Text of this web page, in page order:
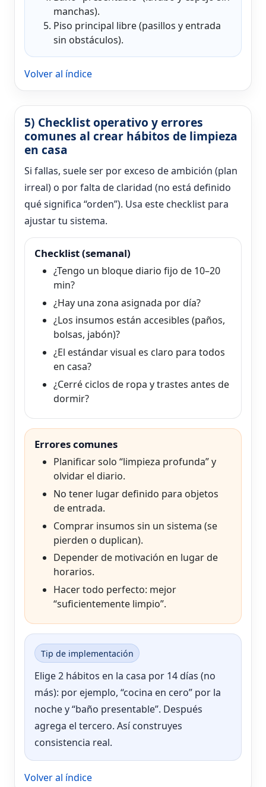
manchas).
Piso principal libre (pasillos y entrada
sin obstáculos).
Volver al índice
5) Checklist operativo y errores
comunes al crear hábitos de limpieza
en casa
Si fallas, suele ser por exceso de ambición (plan
irreal) o por falta de claridad (no está definido
qué significa “orden”). Usa este checklist para
ajustar tu sistema.
Checklist (semanal)
¿Tengo un bloque diario fijo de 10–20
min?
¿Hay una zona asignada por día?
¿Los insumos están accesibles (paños,
bolsas, jabón)?
¿El estándar visual es claro para todos
en casa?
¿Cerré ciclos de ropa y trastes antes de
dormir?
Errores comunes
Planificar solo “limpieza profunda” y
olvidar el diario.
No tener lugar definido para objetos
de entrada.
Comprar insumos sin un sistema (se
pierden o duplican).
Depender de motivación en lugar de
horarios.
Hacer todo perfecto: mejor
“suficientemente limpio”.
Tip de implementación
Elige 2 hábitos en la casa por 14 días (no
más): por ejemplo, “cocina en cero” por la
noche y “baño presentable”. Después
agrega el tercero. Así construyes
consistencia real.
Volver al índice